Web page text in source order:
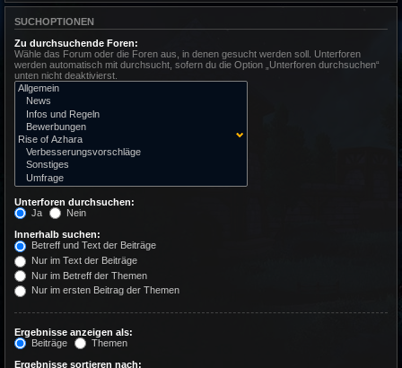
SUCHOPTIONEN
Zu durchsuchende Foren:
Wähle das Forum oder die Foren aus, in denen gesucht werden soll. Unterforen
werden automatisch mit durchsucht, sofern du die Option „Unterforen durchsuchen“
unten nicht deaktivierst.
Unterforen durchsuchen:
Ja
Nein
Innerhalb suchen:
Betreff und Text der Beiträge
Nur im Text der Beiträge
Nur im Betreff der Themen
Nur im ersten Beitrag der Themen
Ergebnisse anzeigen als:
Beiträge
Themen
Ergebnisse sortieren nach: